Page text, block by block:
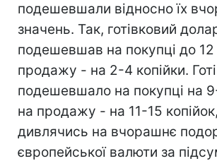
подешевшали відносно їх
значень. Так, готівковий
подешевшав на покупці до 12
продажу - на 2-4 копійки.
подешевшало на покупці на
на продажу - на 11-15
дивлячись на вчорашнє
європейської валюти за